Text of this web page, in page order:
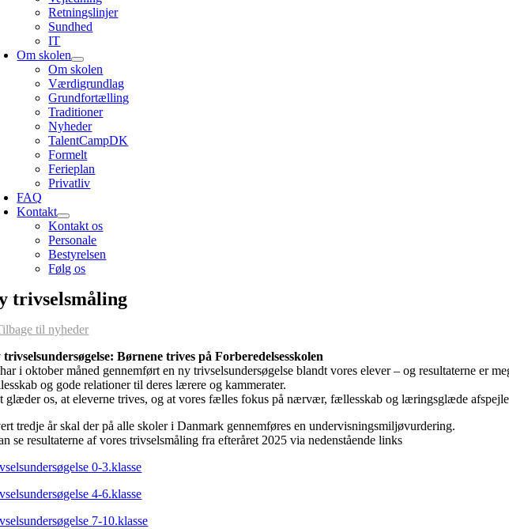
Retningslinjer
Sundhed
IT
Om skolen
Om skolen
Værdigrundlag
Grundfortælling
Traditioner
Nyheder
TalentCampDK
Formelt
Ferieplan
Privatliv
FAQ
Kontakt
Kontakt os
Personale
Bestyrelsen
Følg os
trivselsmåling
til nyheder
trivselsundersøgelse: Børnene trives på Forberedelsesskolen
i oktober måned gennemført en ny trivselsundersøgelse blandt vores elever – og resultaterne er
og gode relationer til deres lærere og kammerater.
glæder os, at eleverne trives, og at vores fælles fokus på nærvær, fællesskab og læringsglæde
tredje år skal der på alle skoler i Danmark gennemføres en undervisningsmiljøvurdering.
se resultaterne af vores trivselsmåling fra efteråret 2025 via nedenstående links
0-3.klasse
4-6.klasse
7-10.klasse